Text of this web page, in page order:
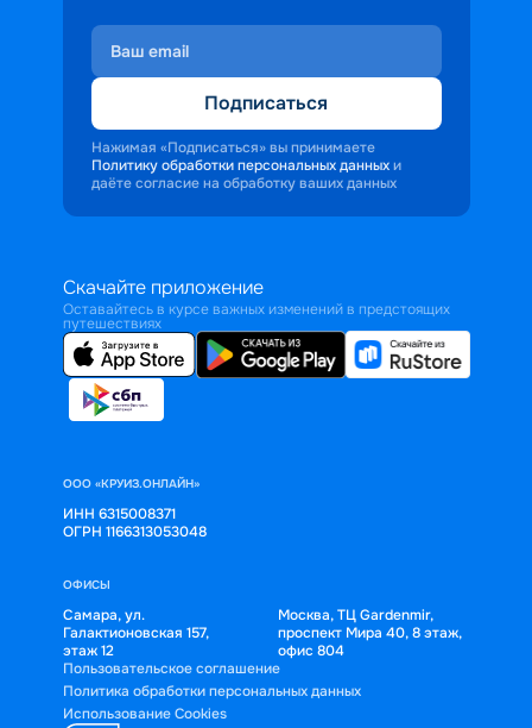
Подписаться
Нажимая «Подписаться» вы принимаете
Политику обработки персональных данных и
даёте согласие на обработку ваших данных
Скачайте приложение
Оставайтесь в курсе важных изменений в предстоящих
путешествиях
ООО «КРУИЗ.ОНЛАЙН»
ИНН 6315008371
ОГРН 1166313053048
ОФИСЫ
Самара, ул.
Галактионовская 157,
этаж 12
Москва, ТЦ Gardenmir,
проспект Мира 40, 8 этаж,
офис 804
Пользовательское соглашение
Политика обработки персональных данных
Использование Cookies